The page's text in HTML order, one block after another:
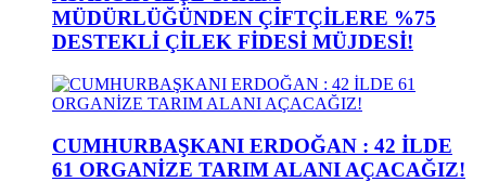
MÜDÜRLÜĞÜNDEN ÇİFTÇİLERE %75
DESTEKLİ ÇİLEK FİDESİ MÜJDESİ!
CUMHURBAŞKANI ERDOĞAN : 42 İLDE
61 ORGANİZE TARIM ALANI AÇACAĞIZ!